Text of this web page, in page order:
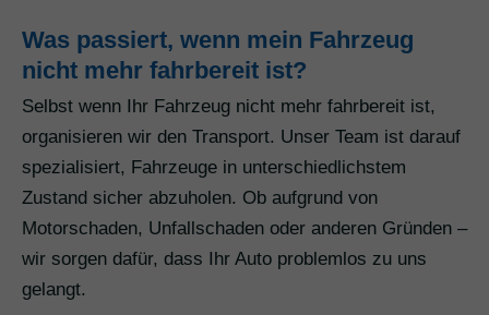
Was passiert, wenn mein Fahrzeug
nicht mehr fahrbereit ist?
Selbst wenn Ihr Fahrzeug nicht mehr fahrbereit ist,
organisieren wir den Transport. Unser Team ist darauf
spezialisiert, Fahrzeuge in unterschiedlichstem
Zustand sicher abzuholen. Ob aufgrund von
Motorschaden, Unfallschaden oder anderen Gründen –
wir sorgen dafür, dass Ihr Auto problemlos zu uns
gelangt.